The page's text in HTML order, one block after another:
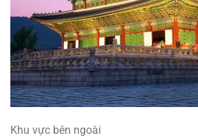
Khu vực bên ngoài